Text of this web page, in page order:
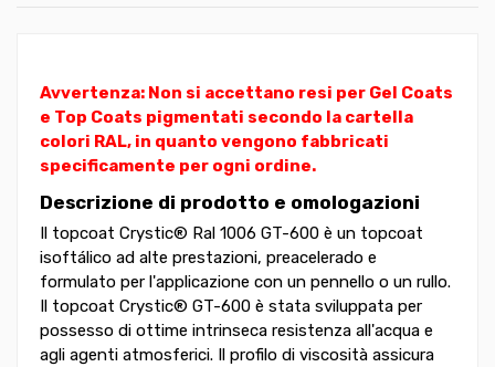
Avvertenza: Non si accettano resi per Gel Coats
e Top Coats pigmentati secondo la cartella
colori RAL, in quanto vengono fabbricati
specificamente per ogni ordine.
Descrizione di prodotto e omologazioni
Il topcoat Crystic® Ral 1006 GT-600 è un topcoat
isoftálico ad alte prestazioni, preacelerado e
formulato per l'applicazione con un pennello o un rullo.
Il topcoat Crystic® GT-600 è stata sviluppata per
possesso di ottime intrinseca resistenza all'acqua e
agli agenti atmosferici. Il profilo di viscosità assicura